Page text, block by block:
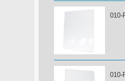
010-
010-